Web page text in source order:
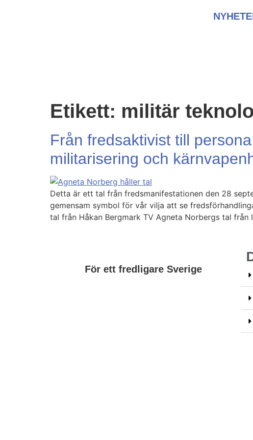
Etikett: militär
Från fredsaktivist till
militarisering och
Detta är ett tal från fredsmanifestationen den 28
gemensam symbol för vår vilja att se
tal från Håkan Bergmark TV Agneta Norbergs tal
För ett fredligare Sverige